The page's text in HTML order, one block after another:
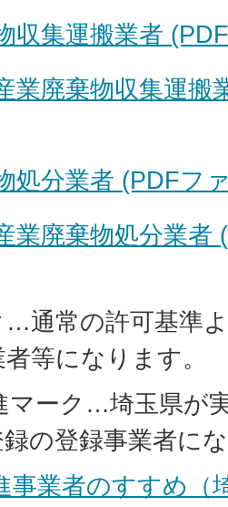
収集運搬業者
業廃棄物収集運搬
処分業者 (PDFフ
業廃棄物処分業者
通常の許可基準
等になります。
ーク…埼玉県が
の登録事業者に
事業者のすすめ（